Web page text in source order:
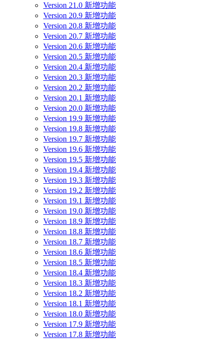
Version 21.0 新增功能
Version 20.9 新增功能
Version 20.8 新增功能
Version 20.7 新增功能
Version 20.6 新增功能
Version 20.5 新增功能
Version 20.4 新增功能
Version 20.3 新增功能
Version 20.2 新增功能
Version 20.1 新增功能
Version 20.0 新增功能
Version 19.9 新增功能
Version 19.8 新增功能
Version 19.7 新增功能
Version 19.6 新增功能
Version 19.5 新增功能
Version 19.4 新增功能
Version 19.3 新增功能
Version 19.2 新增功能
Version 19.1 新增功能
Version 19.0 新增功能
Version 18.9 新增功能
Version 18.8 新增功能
Version 18.7 新增功能
Version 18.6 新增功能
Version 18.5 新增功能
Version 18.4 新增功能
Version 18.3 新增功能
Version 18.2 新增功能
Version 18.1 新增功能
Version 18.0 新增功能
Version 17.9 新增功能
Version 17.8 新增功能